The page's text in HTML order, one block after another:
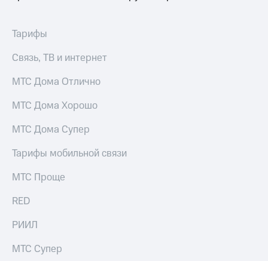
Тарифы
Связь, ТВ и интернет
МТС Дома Отлично
МТС Дома Хорошо
МТС Дома Супер
Тарифы мобильной связи
МТС Проще
RED
РИИЛ
МТС Супер